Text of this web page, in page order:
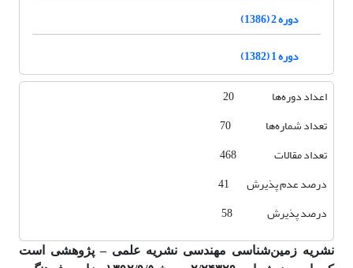
دوره 2 (1386)
دوره 1 (1382)
اعداد دوره‌ها 20
تعداد شماره‌ها 70
تعداد مقالات 468
درصد عدم پذیرش 41
درصد پذیرش 58
نشریه زمین‌شناسی مهندسی نشریه علمی – پژوهشی است